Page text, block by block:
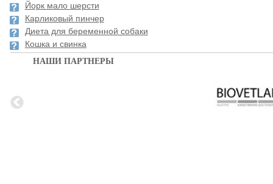
Йорк мало шерсти
Карликовый пинчер
Диета для беременной собаки
Кошка и свинка
НАШИ ПАРТНЕРЫ